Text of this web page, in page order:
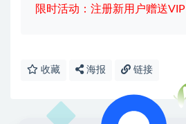
限时活动：注册新用户赠送VIP
收藏 海报 链接